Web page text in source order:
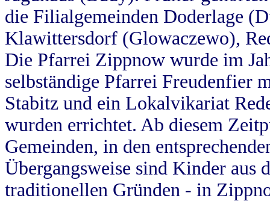
die Filialgemeinden Doderlage
Klawittersdorf (Glowaczewo),
Die Pfarrei Zippnow wurde im
selbständige Pfarrei Freudenfier
Stabitz und ein Lokalvikariat
wurden errichtet. Ab diesem
Gemeinden, in den
Übergangsweise sind Kinder aus
traditionellen Gründen - in